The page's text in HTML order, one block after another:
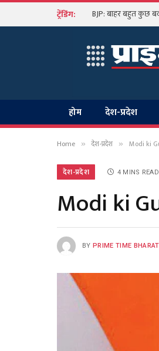
ट्रेंडिंग: BJP: बाहर बहुत कुछ
होम देश-प्रदेश
Home » देश-प्रदेश » Modi ki
देश-प्रदेश 4 MINS READ
Modi ki
BY PRIME TIME BHARAT